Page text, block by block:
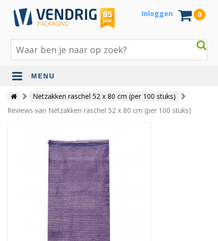
Inloggen 0
MENU
Beschermingsmateriaal
Bouw- en tuinmaterialen
Jute en lopers
Papier en karton
Tape en stickers
Verhuismaterialen
Duurzame verpakkingen
Netzakken raschel 52 x 80 cm (per 100 stuks)
Reviews van Netzakken raschel 52 x 80 cm (per 100 stuks)